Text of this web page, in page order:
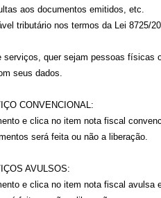
aos documentos emitidos, etc.
tributário nos termos da Lei 8725/
serviços, quer sejam pessoas físicas
seus dados.
CONVENCIONAL:
e clica no item nota fiscal
será feita ou não a liberação.
AVULSOS:
e clica no item nota fiscal avulsa